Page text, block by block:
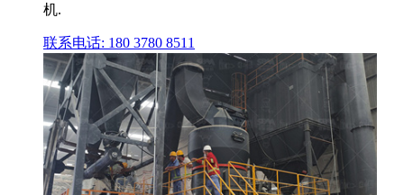
机.
联系电话: 180 3780 8511